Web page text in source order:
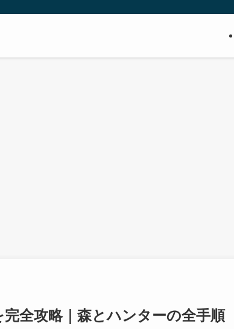
全攻略｜森とハンターの全手順